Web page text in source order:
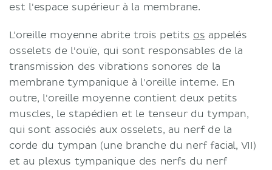
est l'espace supérieur à la membrane.
L'oreille moyenne abrite trois petits os appelés
osselets de l'ouïe, qui sont responsables de la
transmission des vibrations sonores de la
membrane tympanique à l'oreille interne. En
outre, l'oreille moyenne contient deux petits
muscles, le stapédien et le tenseur du tympan,
qui sont associés aux osselets, au nerf de la
corde du tympan (une branche du nerf facial, VII)
et au plexus tympanique des nerfs du nerf